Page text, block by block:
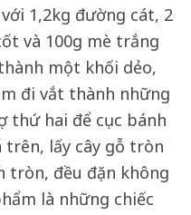
1,2kg đường cát, 2
và 100g mè trắng
một khối dẻo,
đi vắt thành những
thứ hai để cục bánh
lấy cây gỗ tròn
tròn, đều đặn không
là những chiếc